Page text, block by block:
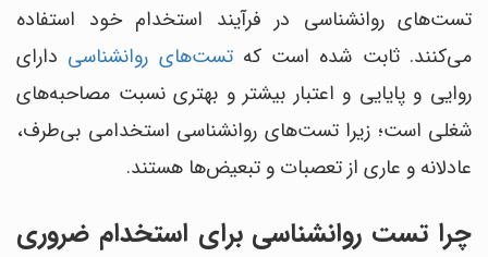
تست‌های روانشناسی در فرآیند استخدام خود استفاده
می‌کنند. ثابت شده است کهتست‌های روانشناسی دارای
روایی و پایایی و اعتبار بیشتر و بهتری نسبت مصاحبه‌های
شغلی است؛ زیرا تست‌های روانشناسی استخدامی بی‌‎طرف،
عادلانه و عاری از تعصبات و تبعیض‌ها هستند.
چرا تست روانشناسی برای استخدام ضروری